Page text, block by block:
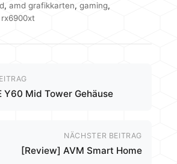
, amd grafikkarten, gaming,
rx6900xt
Y60 Mid Tower Gehäuse
NÄCHSTER BEITRAG
[Review] AVM Smart Home